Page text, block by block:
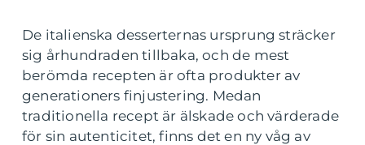
De italienska desserternas ursprung sträcker
sig århundraden tillbaka, och de mest
berömda recepten är ofta produkter av
generationers finjustering. Medan
traditionella recept är älskade och värderade
för sin autenticitet, finns det en ny våg av